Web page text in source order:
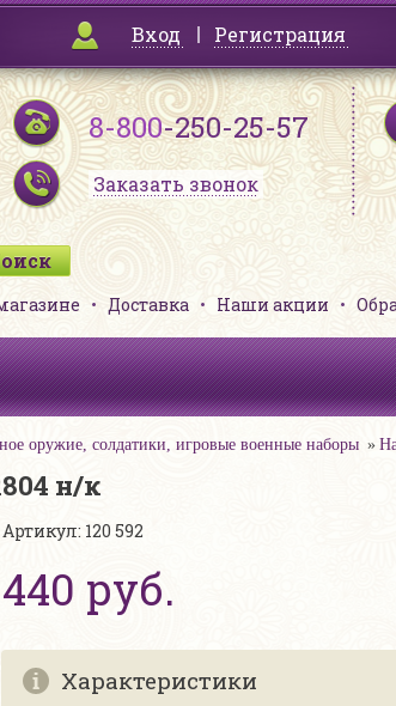
Вход Регистрация
8-800-250-25-57
Заказать звонок
Доставка Наши акции
оружие, солдатики, игровые военные наборы
н/к
Артикул: 120 592
440 руб.
Характеристики